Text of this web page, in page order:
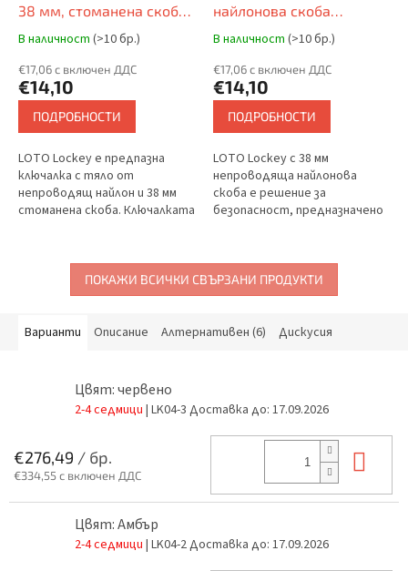
38 мм, стоманена скоба
⌀ 6 мм, найлоново тяло
(непроводящо), прав ръб,
EN етикет
В наличност (>10 бр.)
€17,06 с включен ДДС
€14,10
ПОДРОБНОСТИ
LOTO Lockey е предпазна
ключалка с тяло от
непроводящ найлон и 38 мм
стоманена скоба. Ключалката
здравина и е проектирана за
употреба в...
найлонова скоба
(непроводяща) ⌀ 6 мм,
найлоново тяло
(непроводящо), прав ръб
В наличност (>10 бр.)
€17,06 с включен ДДС
€14,10
ПОДРОБНОСТИ
LOTO Lockey с 38 мм
непроводяща найлонова
скоба е решение за
безопасност, предназначено
рамката. Ключалката има
тяло от...
ПОКАЖИ ВСИЧКИ СВЪРЗАНИ ПРОДУКТИ
Варианти Описание Алтернативен (6) Дискусия
Цвят: червено
2-4 седмици | LK04-3 Доставка до: 17.09.2026
€276,49 / бр.
€334,55 с включен ДДС
Цвят: Амбър
2-4 седмици | LK04-2Доставка до: 17.09.2026